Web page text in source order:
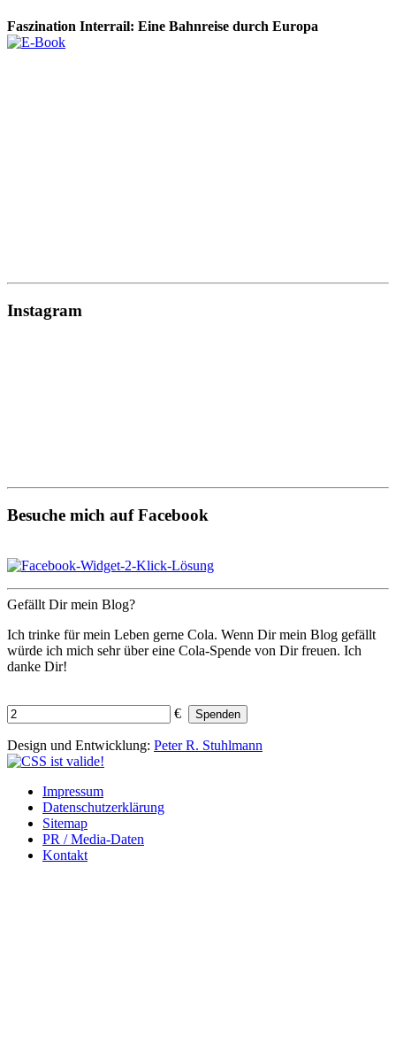
Faszination Interrail: Eine Bahnreise durch Europa
Instagram
Besuche mich auf Facebook
Gefällt Dir mein Blog?
Ich trinke für mein Leben gerne Cola. Wenn Dir mein Blog gefällt
würde ich mich sehr über eine Cola-Spende von Dir freuen. Ich
danke Dir!
€ Spenden
Design und Entwicklung: Peter R. Stuhlmann
Impressum
Datenschutzerklärung
Sitemap
PR / Media-Daten
Kontakt